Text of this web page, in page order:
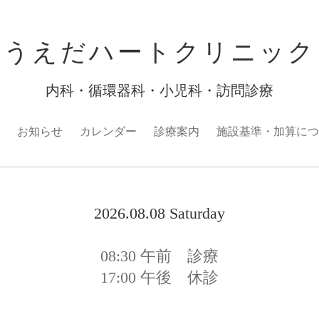
うえだハートクリニック
内科・循環器科・小児科・訪問診療
お知らせ カレンダー 診療案内 施設基準・加算に
2026.08.08 Saturday
08:30 午前 診療
17:00 午後 休診